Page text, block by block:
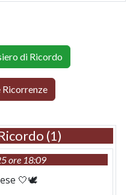
di Ricordo
Ricorrenze
(1)
ore 18:09
🤍🕊️